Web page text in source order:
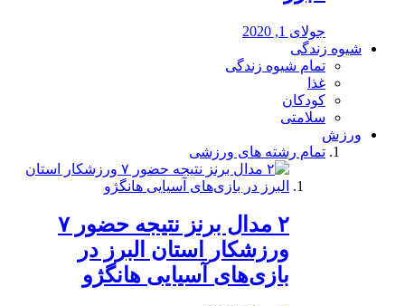
جولای 1, 2020
شیوه زندگی
تمام شیوه زندگی
غذا
کودکان
سلامتی
ورزش
تمام رشته های ورزشی
۲ مدال برنز نتیجه حضور ۷
ورزشکار استان البرز در
بازی‌های آسیایی هانگژو